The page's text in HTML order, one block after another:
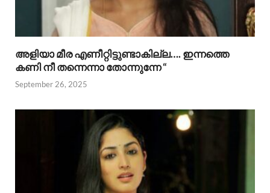
അളിയാ മീര എണീറ്റിട്ടുണ്ടാകില്ല…. ഇന്നത്തെ
കണി നീ തന്നെന്നാ തോന്നുന്നേ “
September 26, 2025